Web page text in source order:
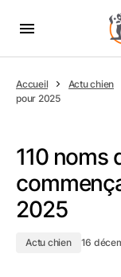
Accueil Actu chien
pour 2025
110 noms
2025
Actu chien 16